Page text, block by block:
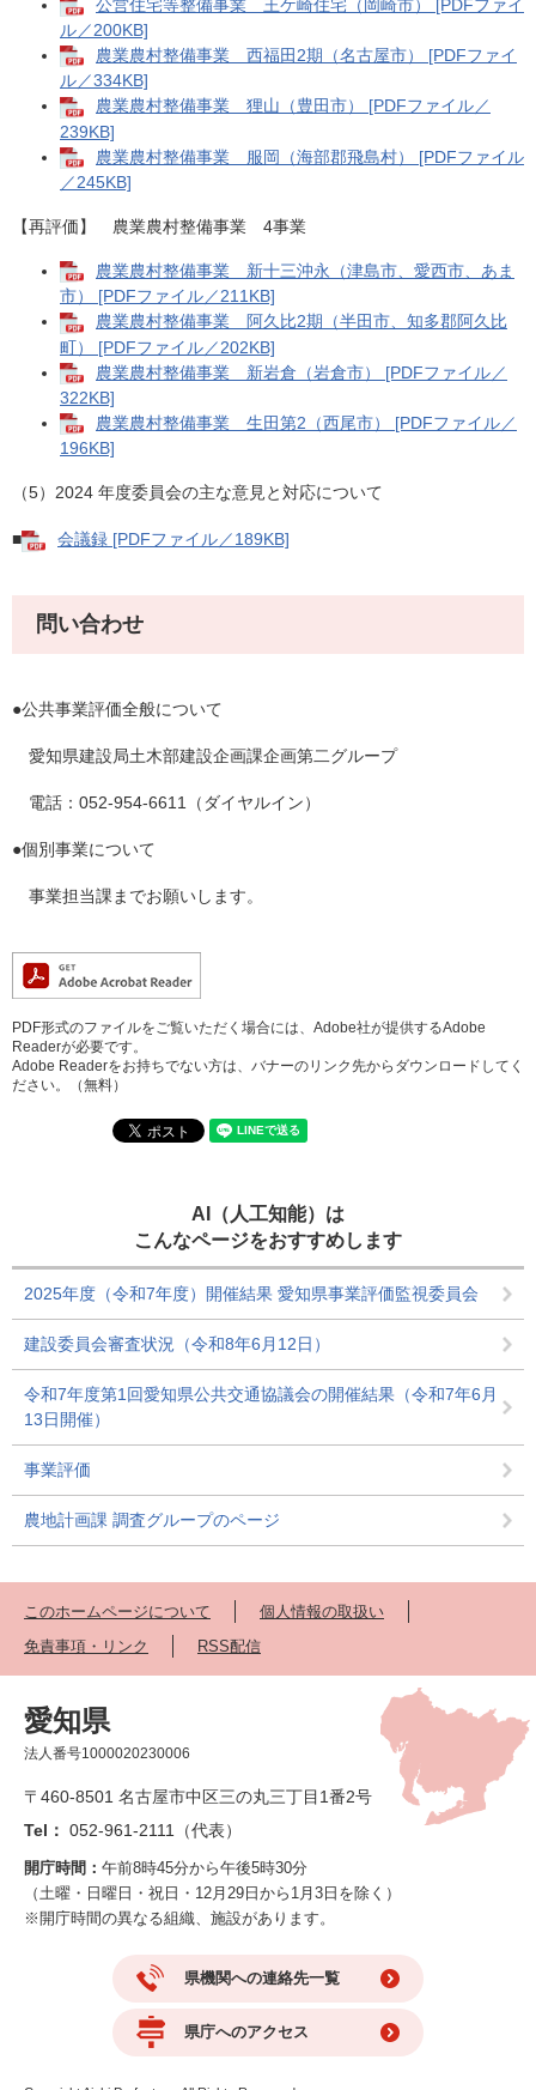
公営住宅等整備事業 王ケ崎住宅（岡崎市） [PDFファイ
ル／200KB]
農業農村整備事業 西福田2期（名古屋市） [PDFファイ
ル／334KB]
農業農村整備事業 狸山（豊田市） [PDFファイル／
239KB]
農業農村整備事業 服岡（海部郡飛島村） [PDFファイル
／245KB]
【再評価】 農業農村整備事業 4事業
農業農村整備事業 新十三沖永（津島市、愛西市、あま
市） [PDFファイル／211KB]
農業農村整備事業 阿久比2期（半田市、知多郡阿久比
町） [PDFファイル／202KB]
農業農村整備事業 新岩倉（岩倉市） [PDFファイル／
322KB]
農業農村整備事業 生田第2（西尾市） [PDFファイル／
196KB]
（5）2024 年度委員会の主な意見と対応について
■ 会議録 [PDFファイル／189KB]
問い合わせ
●公共事業評価全般について
愛知県建設局土木部建設企画課企画第二グループ
電話：052-954-6611（ダイヤルイン）
●個別事業について
事業担当課までお願いします。
PDF形式のファイルをご覧いただく場合には、Adobe社が提供するAdobe
Readerが必要です。
Adobe Readerをお持ちでない方は、バナーのリンク先からダウンロードしてく
ださい。（無料）
AI（人工知能）は
こんなページをおすすめします
2025年度（令和7年度）開催結果 愛知県事業評価監視委員会
建設委員会審査状況（令和8年6月12日）
令和7年度第1回愛知県公共交通協議会の開催結果（令和7年6月
13日開催）
事業評価
農地計画課 調査グループのページ
このホームページについて
個人情報の取扱い
免責事項・リンク
RSS配信
愛知県
法人番号1000020230006
〒460-8501 名古屋市中区三の丸三丁目1番2号
Tel： 052-961-2111（代表）
開庁時間： 午前8時45分から午後5時30分
（土曜・日曜日・祝日・12月29日から1月3日を除く）
※開庁時間の異なる組織、施設があります。
県機関への連絡先一覧
県庁へのアクセス